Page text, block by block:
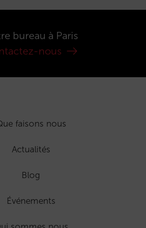
bureau à Paris
nous
faisons nous
Actualités
Blog
Événements